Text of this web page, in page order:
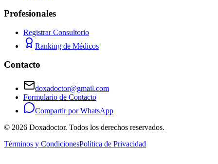
Profesionales
Registrar Consultorio
Ranking de Médicos
Contacto
doxadoctor@gmail.com
Formulario de Contacto
Compartir por WhatsApp
© 2026 Doxadoctor. Todos los derechos reservados.
Términos y CondicionesPolítica de Privacidad